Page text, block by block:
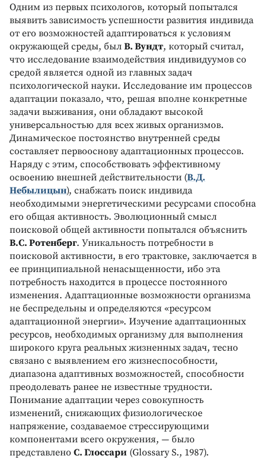
Одним из первых психологов, который попытался
выявить зависимость успешности развития индивида
от его возможностей адаптироваться к условиям
окружающей среды, был B. Bундт, который считал,
что исследование взаимодействия индивидуумов со
средой является одной из главных задач
психологической науки. Исследование им процессов
адаптации показало, что, решая вполне конкретные
задачи выживания, они обладают высокой
универсальностью для всех живых организмов.
Динамическое постоянство внутренней среды
составляет первооснову адаптационных процессов.
Наряду с этим, способствовать эффективному
освоению внешней действительности (B.Д.
Небылицын), снабжать поиск индивида
необходимыми энергетическими ресурсами способна
его общая активность. Эволюционный смысл
поисковой общей активности попытался объяснить
B.С. Ротенберг. Уникальность потребности в
поисковой активности, в его трактовке, заключается в
ее принципиальной ненасыщенности, ибо эта
потребность находится в процессе постоянного
изменения. Адаптационные возможности организма
не беспредельны и определяются «ресурсом
адаптационной энергии». Изучение адаптационных
ресурсов, необходимых организму для выполнения
широкого круга реальных жизненных задач, тесно
связано с выявлением его жизнеспособности,
диапазона адаптивных возможностей, способности
преодолевать ранее не известные трудности.
Понимание адаптации через совокупность
изменений, снижающих физиологическое
напряжение, создаваемое стрессирующими
компонентами всего окружения, — было
представлено С. Глоссари (Glossary S., 1987).